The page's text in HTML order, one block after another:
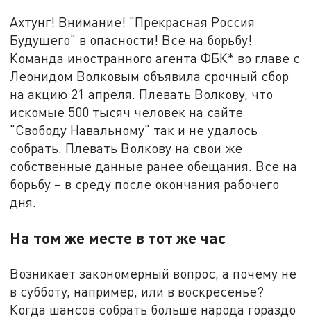
Ахтунг! Внимание! "Прекрасная Россия
Будущего" в опасности! Все на борьбу!
Команда иностранного агента ФБК* во главе с
Леонидом Волковым объявила срочный сбор
на акцию 21 апреля. Плевать Волкову, что
искомые 500 тысяч человек на сайте
"Свободу Навальному" так и не удалось
собрать. Плевать Волкову на свои же
собственные данные ранее обещания. Все на
борьбу – в среду после окончания рабочего
дня.
На том же месте в тот же час
Возникает закономерный вопрос, а почему не
в субботу, например, или в воскресенье?
Когда шансов собрать больше народа гораздо